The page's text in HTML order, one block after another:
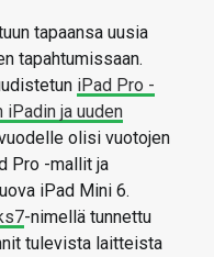
tapaansa uusia
tapahtumissaan.
iPad Pro -
iPadin ja uuden
olisi vuotojen
Pro -mallit ja
iPad Mini 6.
-nimellä tunnettu
tulevista laitteista